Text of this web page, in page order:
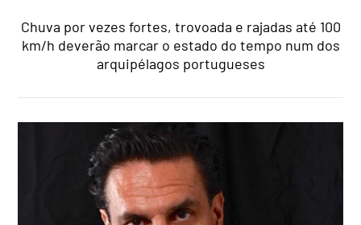
Chuva por vezes fortes, trovoada e rajadas até 100
km/h deverão marcar o estado do tempo num dos
arquipélagos portugueses